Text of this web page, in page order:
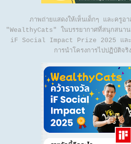
ภาพถ่ายแสดงให้เห็นเด็กๆ และครูอา
"WealthyCats" ในบรรยากาศที่สนุกสนาน
iF Social Impact Prize 2025 และเ
การนำโครงการไปปฏิบัติจริ